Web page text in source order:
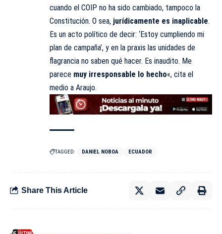
cuando el COIP no ha sido cambiado, tampoco la
Constitución. O sea, jurídicamente es inaplicable.
Es un acto político de decir: ‘Estoy cumpliendo mi
plan de campaña’, y en la praxis las unidades de
flagrancia no saben qué hacer. Es inaudito. Me
parece muy irresponsable lo hecho«, cita el
medio a Araujo.
TAGGED: DANIEL NOBOA ECUADOR
Share This Article